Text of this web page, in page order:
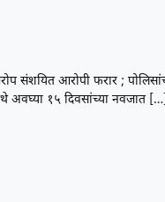
संशयित आरोपी फरार ;
अवघ्या १५ दिवसांच्या नवजात